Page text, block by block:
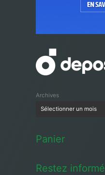
Archives
Panier
Restez informé